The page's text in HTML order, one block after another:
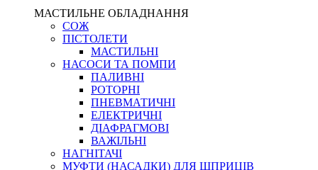
МАСТИЛЬНЕ ОБЛАДНАННЯ
СОЖ
ПІСТОЛЕТИ
МАСТИЛЬНІ
НАСОСИ ТА ПОМПИ
ПАЛИВНІ
РОТОРНІ
ПНЕВМАТИЧНІ
ЕЛЕКТРИЧНІ
ДІАФРАГМОВІ
ВАЖІЛЬНІ
НАГНІТАЧІ
МУФТИ (НАСАДКИ) ДЛЯ ШПРИЦІВ